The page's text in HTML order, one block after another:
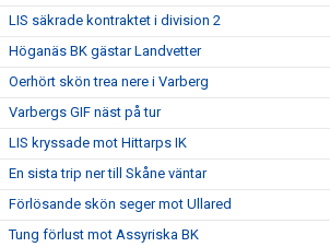
LIS säkrade kontraktet i division 2
Höganäs BK gästar Landvetter
Oerhört skön trea nere i Varberg
Varbergs GIF näst på tur
LIS kryssade mot Hittarps IK
En sista trip ner till Skåne väntar
Förlösande skön seger mot Ullared
Tung förlust mot Assyriska BK